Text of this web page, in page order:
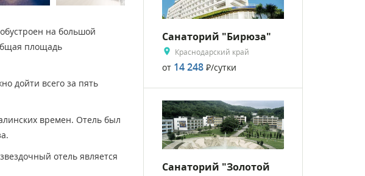
на большой
площадь
дойти всего за пять
времен. Отель был
отель является
Санаторий "Бирюза"
Краснодарский край
от 14 248 Р/сутки
Санаторий "Золотой